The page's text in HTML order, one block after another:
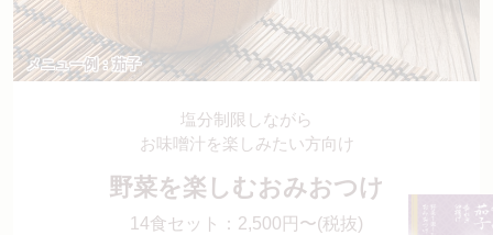
メニュー例：茄子
塩分制限しながら
お味噌汁を楽しみたい方向け
野菜を楽しむおみおつけ
14食セット：2,500円〜(税抜)